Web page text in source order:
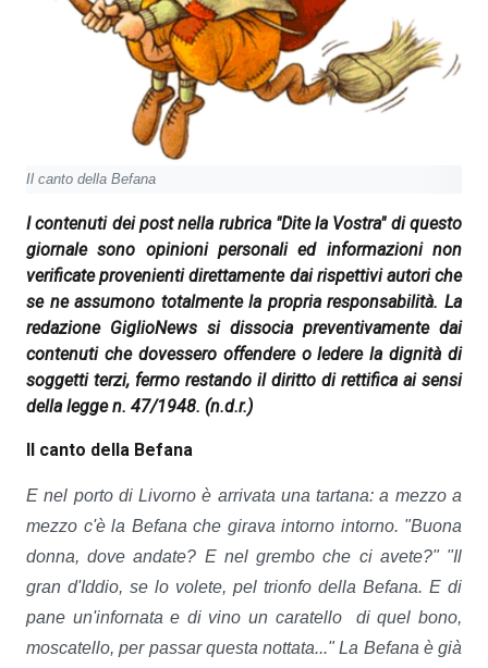
Il canto della Befana
I contenuti dei post nella rubrica "Dite la Vostra" di questo
giornale sono opinioni personali ed informazioni non
verificate provenienti direttamente dai rispettivi autori che
se ne assumono totalmente la propria responsabilità. La
redazione GiglioNews si dissocia preventivamente dai
contenuti che dovessero offendere o ledere la dignità di
soggetti terzi, fermo restando il diritto di rettifica ai sensi
della legge n. 47/1948. (n.d.r.)
Il canto della Befana
E nel porto di Livorno è arrivata una tartana: a mezzo a
mezzo c'è la Befana che girava intorno intorno. "Buona
donna, dove andate? E nel grembo che ci avete?" "Il
gran d'Iddio, se lo volete, pel trionfo della Befana. E di
pane un'infornata e di vino un caratello
di quel bono,
moscatello, per passar questa nottata..." La Befana è già